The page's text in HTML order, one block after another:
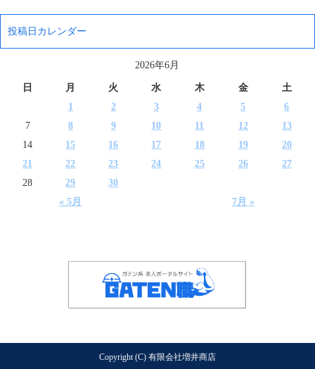
投稿日カレンダー
2026年6月
日 月 火 水 木 金 土
« 5月 7月 »
1 2 3 4 5
6
7
8 9 10 11 12
13
14
15 16 17 18 19
20
21
22 23 24 25 26
27
28
29 30
Copyright (C) 有限会社増井商店